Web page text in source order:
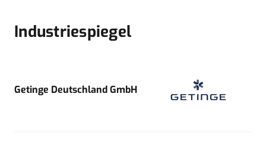
Industriespiegel
Getinge Deutschland GmbH